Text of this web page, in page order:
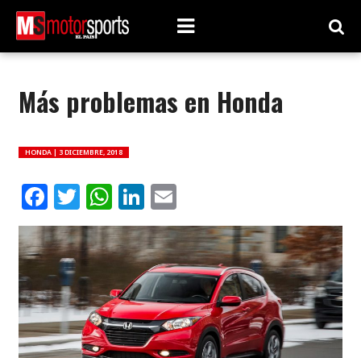
Más problemas en Honda
HONDA | 3 DICIEMBRE, 2018
Facebook
Twitter
WhatsApp
LinkedIn
Email